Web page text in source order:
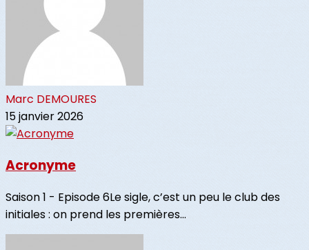
Marc DEMOURES
15 janvier 2026
Acronyme
Saison 1 - Episode 6Le sigle, c’est un peu le club des
initiales : on prend les premières...